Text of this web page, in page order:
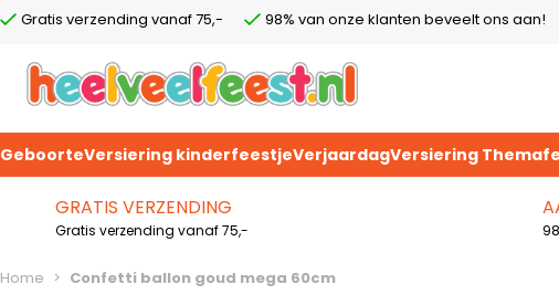
Gratis verzending vanaf 75,- 98% van onze klanten beveelt ons aan!
GeboorteVersiering kinderfeestjeVerjaardagVersiering
GRATIS VERZENDING
Gratis verzending vanaf 75,-
Home > Confetti ballon goud mega 60cm